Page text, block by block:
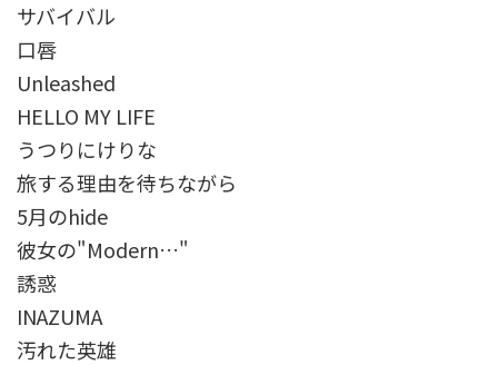
サバイバル
口唇
Unleashed
HELLO MY LIFE
うつりにけりな
旅する理由を待ちながら
5月のhide
彼女の"Modern…"
誘惑
INAZUMA
汚れた英雄